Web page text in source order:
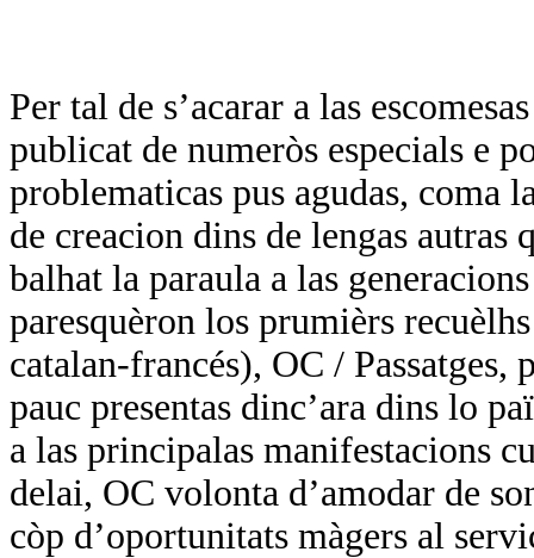
Per tal de s’acarar a las
publicat de numeròs especials e
problematicas pus agudas, coma
de creacion dins de lengas autras
balhat la paraula a las
paresquèron los prumièrs
catalan-francés), OC / Passatges,
pauc presentas dinc’ara dins lo
a las principalas manifestacions
delai, OC volonta d’amodar de
còp d’oportunitats màgers al